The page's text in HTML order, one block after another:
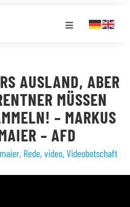
Toggle
AUSLAND, ABER
MÜSSEN
– MARKUS
– AFD
, Rede, video, Videobotschaft